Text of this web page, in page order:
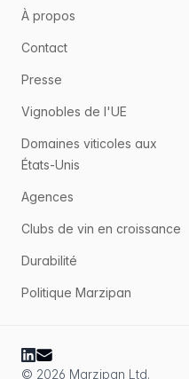
À propos
Contact
Presse
Vignobles de l'UE
Domaines viticoles aux
États-Unis
Agences
Clubs de vin en croissance
Durabilité
Politique Marzipan
© 2026 Marzipan Ltd.